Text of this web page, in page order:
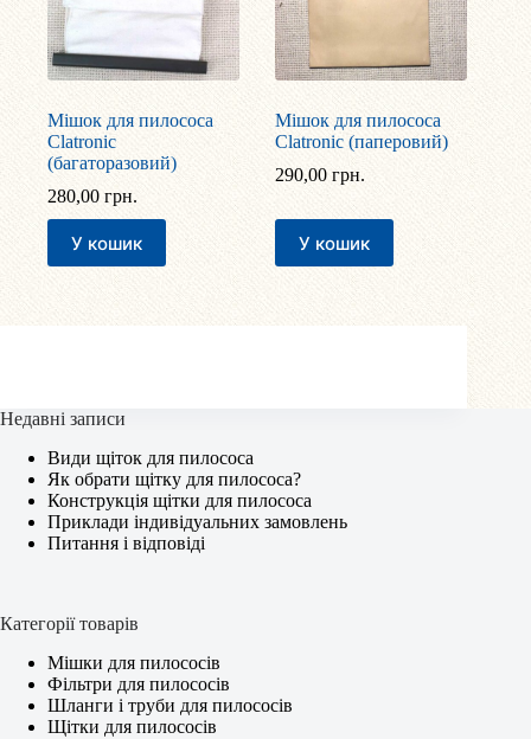
Мішок для пилососа
Clatronic
(багаторазовий)
280,00 грн.
У кошик
Мішок для пилососа
Clatronic (паперовий)
290,00грн.
У кошик
Недавні записи
Види щіток для пилососа
Як обрати щітку для пилососа?
Конструкція щітки для пилососа
Приклади індивідуальних замовлень
Питання і відповіді
Категорії товарів
Мішки для пилососів
Фільтри для пилососів
Шланги і труби для пилососів
Щітки для пилососів